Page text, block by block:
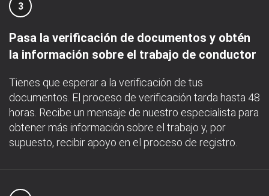
3
Pasa la verificación de documentos y obtén
la información sobre el trabajo de conductor
Tienes que esperar a la verificación de tus
documentos. El proceso de verificación tarda hasta 48
horas. Recibe un mensaje de nuestro especialista para
obtener más información sobre el trabajo y, por
supuesto, recibir apoyo en el proceso de registro.